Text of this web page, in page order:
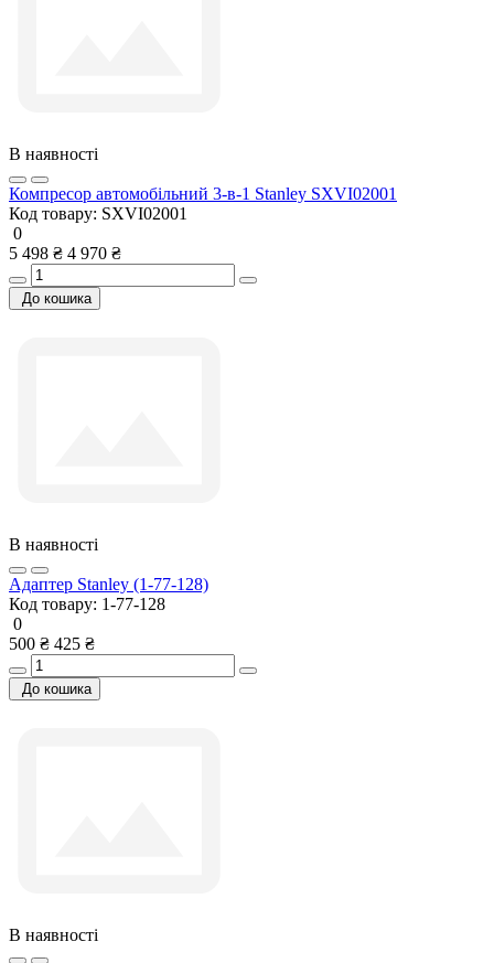
В наявності
Компресор автомобільний 3-в-1 Stanley SXVI02001
Код товару: SXVI02001
0
5 498 ₴ 4 970 ₴
До кошика
В наявності
Адаптер Stanley (1-77-128)
Код товару: 1-77-128
0
500 ₴ 425 ₴
До кошика
В наявності